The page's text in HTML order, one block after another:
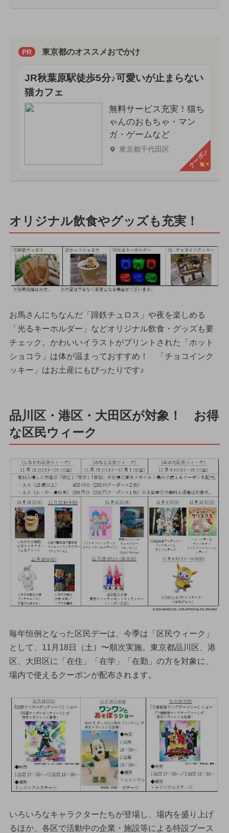
PR 東京都のオススメおでかけ
JR秋葉原駅徒歩5分♪可愛いが止まらない
猫カフェ
無料サービス充実！猫ち
ゃんのおもちゃ・マン
ガ・ゲームなど
東京都千代田区 クーポン
オリジナル飲食やグッズも充実！
お馬さんにちなんだ「蹄鉄チュロス」や夜を楽しめる
「光るキーホルダー」などオリジナル飲食・グッズも要
チェック。かわいいイラストがプリントされた「ホット
ショコラ」は体が温まっておすすめ！ 「チョコインク
ッキー」はお土産にもぴったりです♪
品川区・港区・大田区が対象！ お得
な区民ウィーク
毎年恒例となった区民デーは、今季は「区民ウィーク」
として、11月18日（土）〜順次実施。東京都品川区、港
区、大田区に「在住」「在学」「在勤」の方を対象に、
場内で使えるクーポンが配布されます。
いろいろなキャラクターたちが登場し、場内を盛り上げ
るほか、各区で活動中の企業・施設等による特設ブース